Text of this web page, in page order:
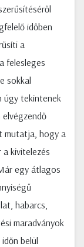
időben
a
felesleges
sokkal
úgy tekintenek
mutatja, hogy a
kivitelezés
egy átlagos
habarcs,
maradványok
belül